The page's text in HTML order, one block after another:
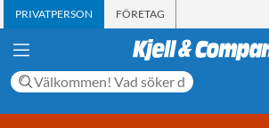
PRIVATPERSON FÖRETAG